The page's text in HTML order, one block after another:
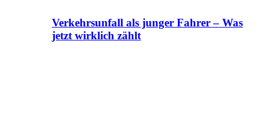
Verkehrsunfall als junger Fahrer – Was
jetzt wirklich zählt